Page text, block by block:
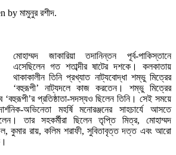
by মামুনুর রশীদ.
মোহাম্মদ জাকারিয়া তদানিন্তন পূর্ব-পাকিস্তানে
এসেছিলেন গত শতাব্দীর ষাটের দশকে। কলকাতায়
থাকাকালীন তিনি প্রখ্যাত নাট্যবোদ্ধা শম্ভু মিত্রের
‘বহুরূপী’ নাট্যদলে কাজ করতেন। শম্ভু মিত্রের
‘বহুরূপী’র প্রতিষ্ঠাতা-সদস্যও ছিলেন তিনি। সেই সময়ে
অভিনেতা মহর্ষি মনোরঞ্জনের সাহচার্যে আসতে
তার সহকর্মীরা ছিলেন তৃপ্তি মিত্র, মোহাম্মদ
কুমার রায়, কলিম শরাফী, সুবিতাবৃত্ত দত্ত এবং আরো